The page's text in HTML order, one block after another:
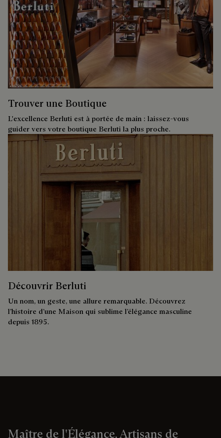
Trouver une Boutique
L'excellence Berluti est à portée de main : laissez-vous
guider vers votre boutique Berluti la plus proche.
Découvrir Berluti
Un nom, un geste, une allure remarquable. Découvrez
l’histoire d’une Maison qui sublime l’élégance masculine
depuis 1895.
Maître de l'Élégance, Artisans de